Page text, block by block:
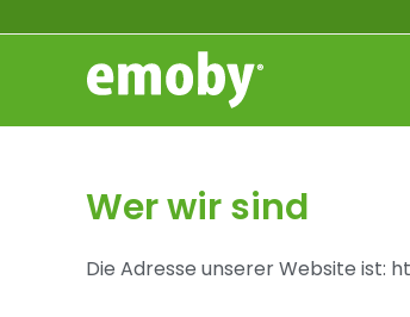
Wer wir sind
Die Adresse unserer Website ist: